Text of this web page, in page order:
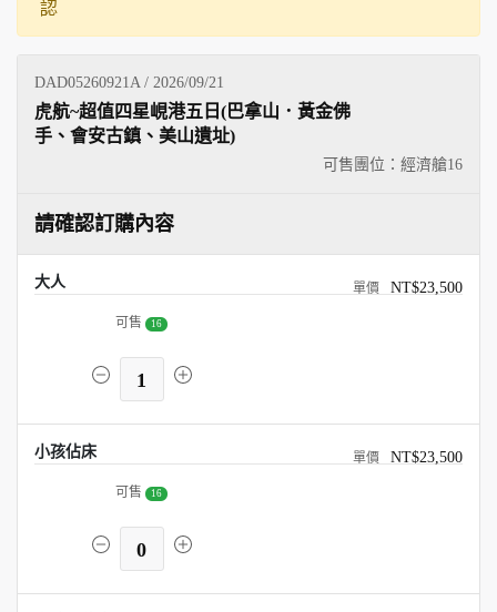
認
DAD05260921A / 2026/09/21
可售團位：經濟艙16
虎航~超值四星峴港五日(巴拿山．黃金佛
手、會安古鎮、美山遺址)
請確認訂購內容
大人 NT$23,500
可售 16
1
小孩佔床 NT$23,500
可售 16
0